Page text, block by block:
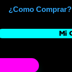
¿Como Comprar?
Mi